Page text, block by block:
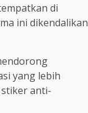
di
ini dikendalikan
yang lebih
anti-